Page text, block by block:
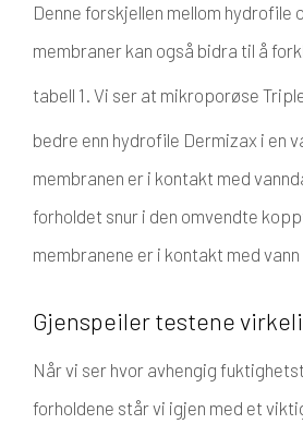
Denne forskjellen mellom hydrofile
membraner kan også bidra til å
tabell 1. Vi ser at mikroporøse
bedre enn hydrofile Dermizax i en
membranen er i kontakt med
forholdet snur i den omvendte
membranene er i kontakt med
Gjenspeiler testene
Når vi ser hvor avhengig
forholdene står vi igjen med et